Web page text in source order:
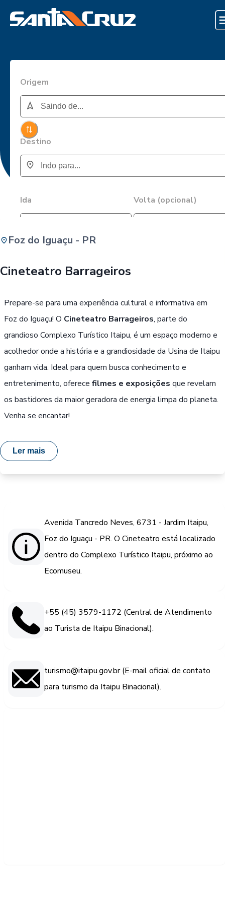
Origem
Destino
Ida Volta (opcional)
Foz do Iguaçu - PR
Cineteatro Barrageiros
Prepare-se para uma experiência cultural e informativa em
Foz do Iguaçu! O Cineteatro Barrageiros, parte do
grandioso Complexo Turístico Itaipu, é um espaço moderno e
acolhedor onde a história e a grandiosidade da Usina de Itaipu
ganham vida. Ideal para quem busca conhecimento e
entretenimento, oferece filmes e exposições que revelam
os bastidores da maior geradora de energia limpa do planeta.
Venha se encantar!
Ler mais
Avenida Tancredo Neves, 6731 - Jardim Itaipu,
Foz do Iguaçu - PR. O Cineteatro está localizado
dentro do Complexo Turístico Itaipu, próximo ao
Ecomuseu.
+55 (45) 3579-1172 (Central de Atendimento
ao Turista de Itaipu Binacional).
turismo@itaipu.gov.br (E-mail oficial de contato
para turismo da Itaipu Binacional).